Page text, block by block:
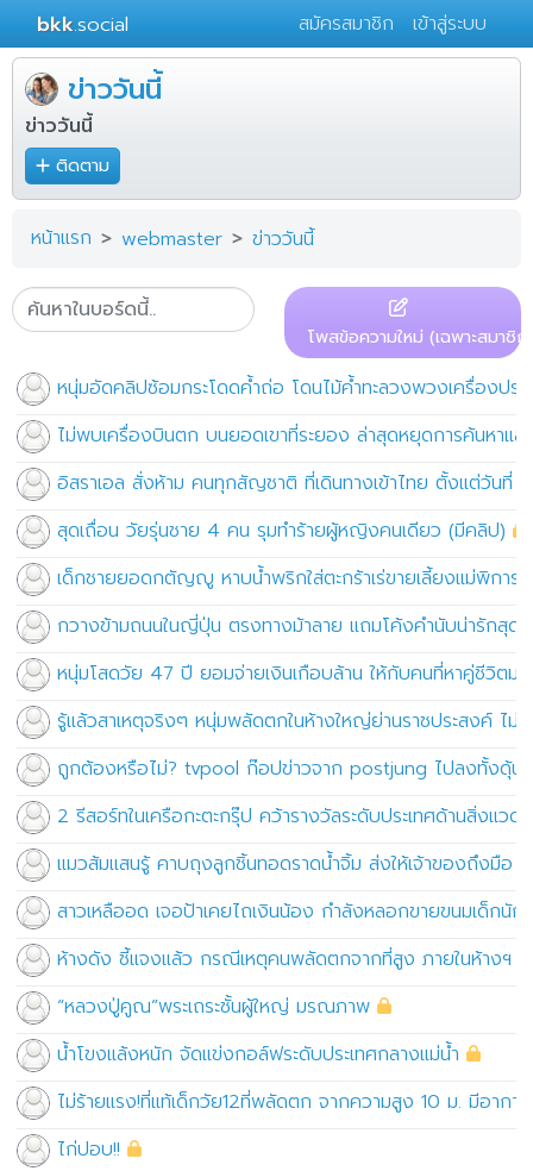
bkk.social สมัครสมาชิก เข้าสู่ระบบ
ข่าววันนี้
ข่าววันนี้
ติดตาม
หน้าแรก webmaster ข่าววันนี้
โพสข้อความใหม่ (เฉพาะสมาชิก)
หนุ่มอัดคลิปซ้อมกระโดดค้ำถ่อ โดนไม้ค้ำทะลวงพวงเครื่องป
ไม่พบเครื่องบินตก บนยอดเขาที่ระยอง ล่าสุดหยุดการค้นหาแล้
อิสราเอล สั่งห้าม คนทุกสัญชาติ ที่เดินทางเข้าไทย ตั้งแต่วันที่
สุดเถื่อน วัยรุ่นชาย 4 คน รุมทำร้ายผู้หญิงคนเดียว (มีคลิป)
เด็กชายยอดกตัญญู หาบน้ำพริกใส่ตะกร้าเร่ขายเลี้ยงแม่พิการ
กวางข้ามถนนในญี่ปุ่น ตรงทางม้าลาย แถมโค้งคำนับน่ารักสุดๆ
หนุ่มโสดวัย 47 ปี ยอมจ่ายเงินเกือบล้าน ให้กับคนที่หาคู่ชีวิตมา
รู้แล้วสาเหตุจริงๆ หนุ่มพลัดตกในห้างใหญ่ย่านราชประสงค์ ไม่
ถูกต้องหรือไม่? tvpool ก๊อปข่าวจาก postjung ไปลงทั้งดุ้นโ
2 รีสอร์ทในเครือกะตะกรุ๊ป คว้ารางวัลระดับประเทศด้านสิ่งแวด
แมวส้มแสนรู้ คาบถุงลูกชิ้นทอดราดน้ำจิ้ม ส่งให้เจ้าของถึงมือ
สาวเหลืออด เจอป้าเคยไถเงินน้อง กำลังหลอกขายขนมเด็กนั
ห้างดัง ชี้แจงแล้ว กรณีเหตุคนพลัดตกจากที่สูง ภายในห้างฯ
“หลวงปู่คูณ”พระเถระชั้นผู้ใหญ่ มรณภาพ
น้ำโขงเเล้งหนัก จัดเเข่งกอล์ฟระดับประเทศกลางเเม่น้ำ
ไม่ร้ายแรง!ที่แท้เด็กวัย12ที่พลัดตก จากความสูง 10 ม. มีอากา
ไก่ปอบ!!